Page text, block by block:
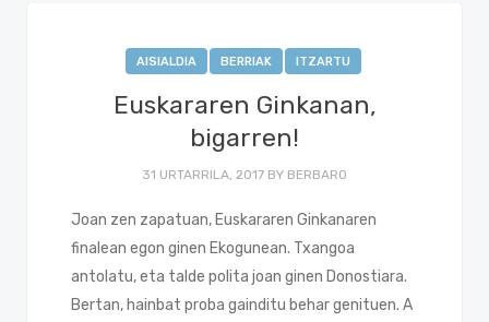
AISIALDIA BERRIAK ITZARTU
Euskararen Ginkanan,
bigarren!
31 URTARRILA, 2017 BY BERBARO
Joan zen zapatuan, Euskararen Ginkanaren
finalean egon ginen Ekogunean. Txangoa
antolatu, eta talde polita joan ginen Donostiara.
Bertan, hainbat proba gainditu behar genituen. A